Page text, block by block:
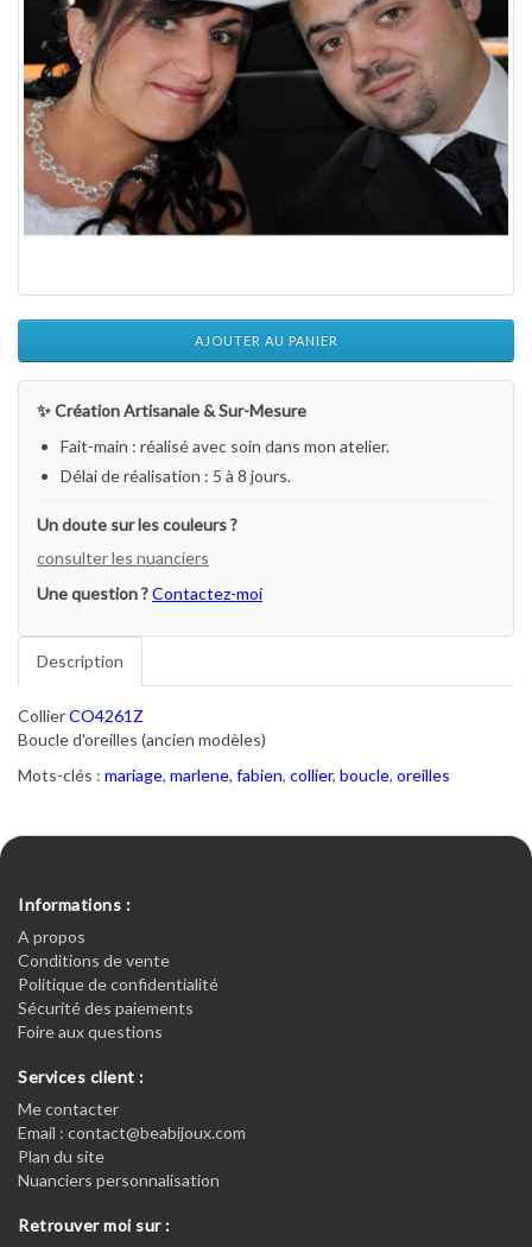
AJOUTER AU PANIER
✨ Création Artisanale & Sur-Mesure
Fait-main : réalisé avec soin dans mon atelier.
Délai de réalisation : 5 à 8 jours.
Un doute sur les couleurs ?
consulter les nuanciers
Une question ?Contactez-moi
Description
CollierCO4261Z
Boucle d'oreilles (ancien modèles)
Mots-clés : mariage, marlene, fabien, collier, boucle, oreilles
Informations :
A propos
Conditions de vente
Politique de confidentialité
Sécurité des paiements
Foire aux questions
Services client :
Me contacter
Email : contact@beabijoux.com
Plan du site
Nuanciers personnalisation
Retrouver moi sur :